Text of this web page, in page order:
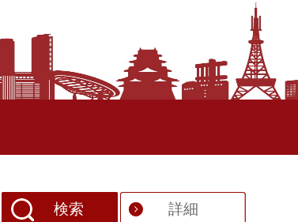
検索 詳細